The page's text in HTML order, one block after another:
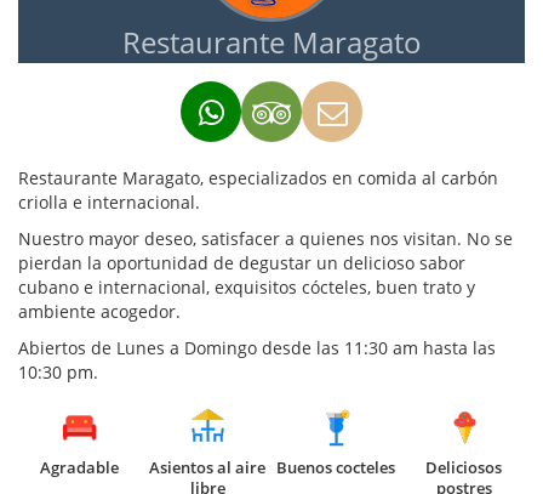
Restaurante Maragato
Restaurante Maragato, especializados en comida al carbón
criolla e internacional.
Nuestro mayor deseo, satisfacer a quienes nos visitan. No se
pierdan la oportunidad de degustar un delicioso sabor
cubano e internacional, exquisitos cócteles, buen trato y
ambiente acogedor.
Abiertos de Lunes a Domingo desde las 11:30 am hasta las
10:30 pm.
Agradable
Asientos al aire
libre
Buenos cocteles
Deliciosos
postres